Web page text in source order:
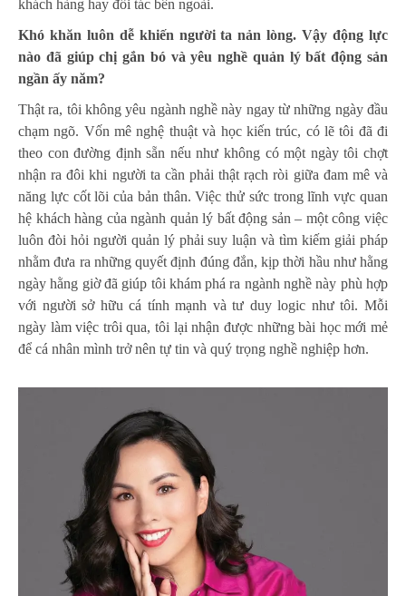
khách hàng hay đối tác bên ngoài.
Khó khăn luôn dễ khiến người ta nản lòng. Vậy động lực
nào đã giúp chị gắn bó và yêu nghề quản lý bất động sản
ngần ấy năm?
Thật ra, tôi không yêu ngành nghề này ngay từ những ngày đầu
chạm ngõ. Vốn mê nghệ thuật và học kiến trúc, có lẽ tôi đã đi
theo con đường định sẵn nếu như không có một ngày tôi chợt
nhận ra đôi khi người ta cần phải thật rạch ròi giữa đam mê và
năng lực cốt lõi của bản thân. Việc thử sức trong lĩnh vực quan
hệ khách hàng của ngành quản lý bất động sản – một công việc
luôn đòi hỏi người quản lý phải suy luận và tìm kiếm giải pháp
nhằm đưa ra những quyết định đúng đắn, kịp thời hầu như hằng
ngày hằng giờ đã giúp tôi khám phá ra ngành nghề này phù hợp
với người sở hữu cá tính mạnh và tư duy logic như tôi. Mỗi
ngày làm việc trôi qua, tôi lại nhận được những bài học mới mẻ
để cá nhân mình trở nên tự tin và quý trọng nghề nghiệp hơn.